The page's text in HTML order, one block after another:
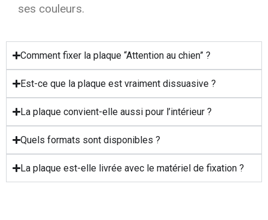
ses couleurs.
Comment fixer la plaque “Attention au chien” ?
Est-ce que la plaque est vraiment dissuasive ?
La plaque convient-elle aussi pour l’intérieur ?
Quels formats sont disponibles ?
La plaque est-elle livrée avec le matériel de fixation ?